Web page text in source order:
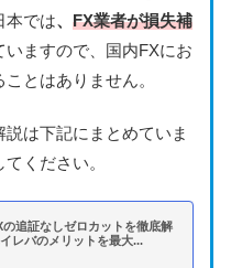
本では、 FX業者が損失補
いますので、国内FXにお
とはありません。
は下記にまとめていま
ください。
の追証なしゼロカットを徹底解
レバのメリットを最大...